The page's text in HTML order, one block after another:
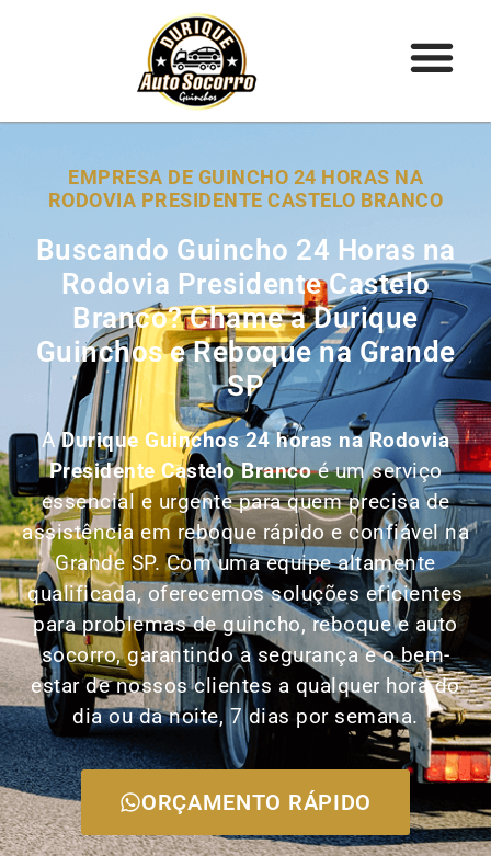
EMPRESA DE GUINCHO 24 HORAS NA
RODOVIA PRESIDENTE CASTELO BRANCO
Buscando Guincho 24 Horas na
Rodovia Presidente Castelo
Branco? Chame a Durique
Guinchos e Reboque na Grande
SP
ADurique Guinchos 24 horas na Rodovia
Presidente Castelo Brancoé um serviço
essencial e urgente para quem precisa de
assistência em reboque rápido e confiável na
Grande SP. Com uma equipe altamente
qualificada, oferecemos soluções eficientes
para problemas de guincho, reboque e auto
socorro, garantindo a segurança e o bem-
estar de nossos clientes a qualquer hora do
dia ou da noite, 7 dias por semana.
ORÇAMENTO RÁPIDO